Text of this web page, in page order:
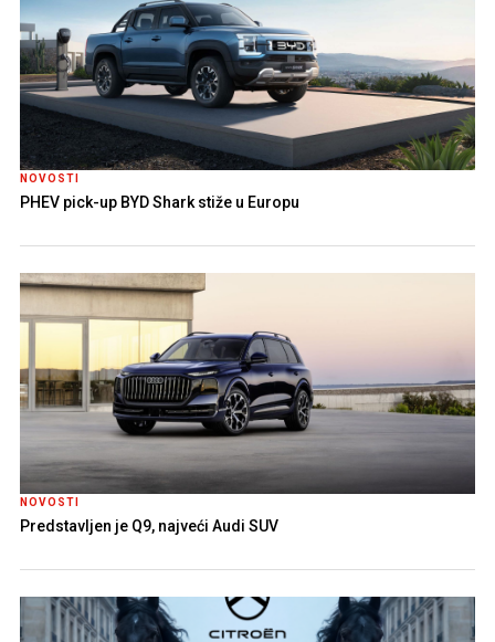
NOVOSTI
PHEV pick-up BYD Shark stiže u Europu
NOVOSTI
Predstavljen je Q9, najveći Audi SUV